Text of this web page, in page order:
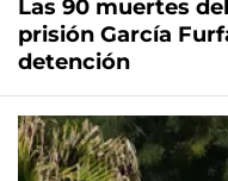
Las 90 muertes
prisión García
detención